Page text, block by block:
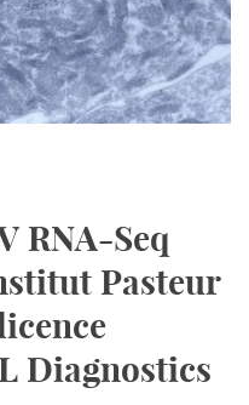
RNA-Seq
Pasteur
Diagnostics